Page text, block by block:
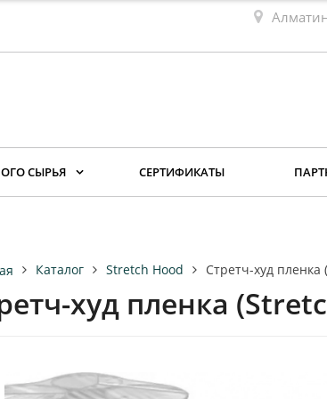
СЫРЬЯ СЕРТИФИКАТЫ
Каталог Stretch Hood Стретч-худ
худ пленка